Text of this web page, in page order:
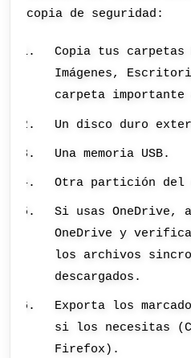
copia de seguridad:
Copia tus carpetas
Imágenes,
carpeta importante
Un disco duro
Una memoria USB.
Otra partición del
Si usas OneDrive,
OneDrive y
los archivos
descargados.
Exporta los
si los necesitas
Firefox).